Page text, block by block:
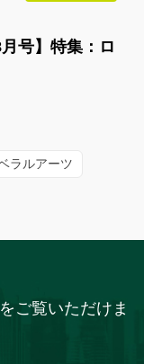
号】特集：ロ
ラルアーツ
ご覧いただけま